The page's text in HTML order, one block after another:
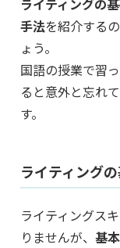
ライティングの
手法を紹介する
ょう。
国語の授業で習
ると意外と忘れ
す。
ライティング
ライティングス
りませんが、 基